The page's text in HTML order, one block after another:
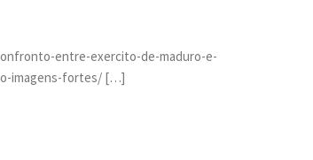
entre-exercito-de-maduro-e-
imagens-fortes/ […]